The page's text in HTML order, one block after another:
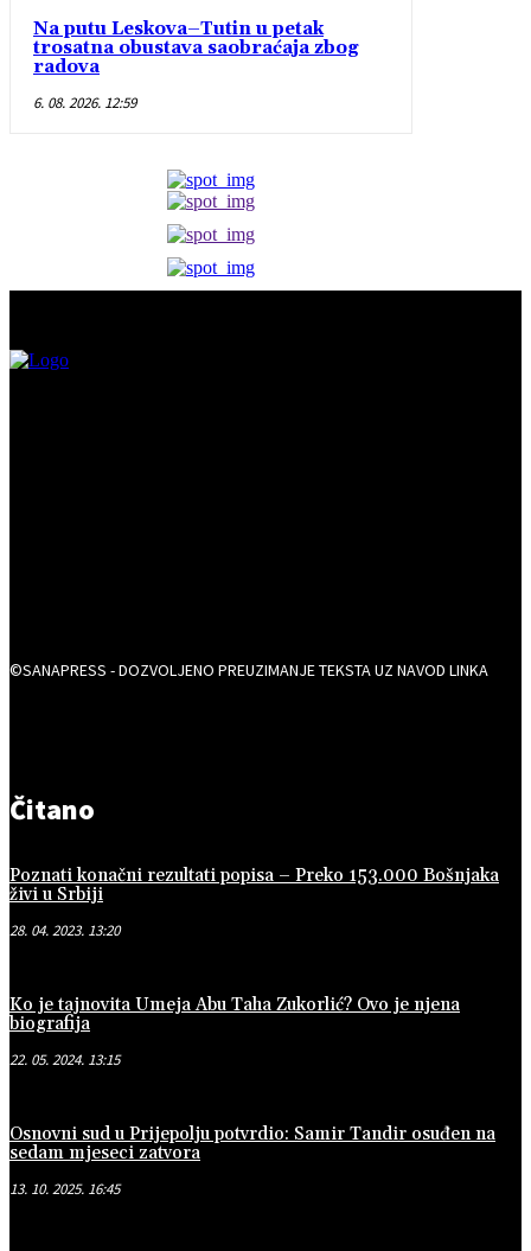
Na putu Leskova–Tutin u petak
trosatna obustava saobraćaja zbog
radova
6. 08. 2026. 12:59
©SANAPRESS - DOZVOLJENO PREUZIMANJE TEKSTA UZ NAVOD LINKA
Čitano
Poznati konačni rezultati popisa – Preko 153.000 Bošnjaka
živi u Srbiji
28. 04. 2023. 13:20
Ko je tajnovita Umeja Abu Taha Zukorlić? Ovo je njena
biografija
22. 05. 2024. 13:15
Osnovni sud u Prijepolju potvrdio: Samir Tandir osuđen na
sedam mjeseci zatvora
13. 10. 2025. 16:45